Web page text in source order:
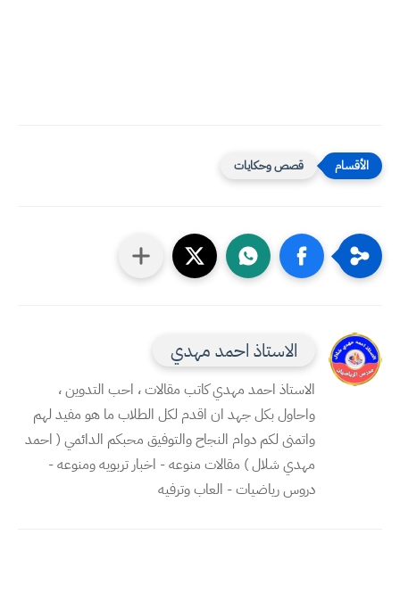
قصص وحكايات
الاستاذ احمد مهدي
الاستاذ احمد مهدي كاتب مقالات ، احب التدوين ،
واحاول بكل جهد ان اقدم لكل الطلاب ما هو مفيد لهم
واتمنى لكم دوام النجاح والتوفيق محبكم الدائمي ( احمد
مهدي شلال ) مقالات منوعه - اخبار تربويه ومنوعه -
دروس رياضيات - العاب وترفيه